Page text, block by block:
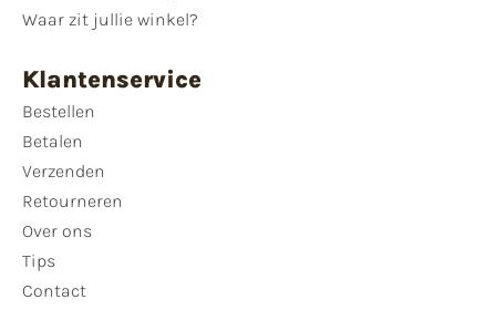
Waar zit jullie winkel?
Klantenservice
Bestellen
Betalen
Verzenden
Retourneren
Over ons
Tips
Contact